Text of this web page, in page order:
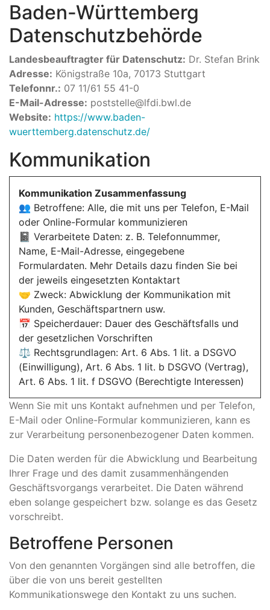
Baden-Württemberg
Datenschutzbehörde
Landesbeauftragter für Datenschutz: Dr. Stefan Brink
Adresse: Königstraße 10a, 70173 Stuttgart
Telefonnr.: 07 11/61 55 41-0
E-Mail-Adresse: poststelle@lfdi.bwl.de
Website: https://www.baden-
wuerttemberg.datenschutz.de/
Kommunikation
Kommunikation Zusammenfassung
👥 Betroffene: Alle, die mit uns per Telefon, E-Mail
oder Online-Formular kommunizieren
📓 Verarbeitete Daten: z. B. Telefonnummer,
Name, E-Mail-Adresse, eingegebene
Formulardaten. Mehr Details dazu finden Sie bei
der jeweils eingesetzten Kontaktart
🤝 Zweck: Abwicklung der Kommunikation mit
Kunden, Geschäftspartnern usw.
📅 Speicherdauer: Dauer des Geschäftsfalls und
der gesetzlichen Vorschriften
⚖️ Rechtsgrundlagen: Art. 6 Abs. 1 lit. a DSGVO
(Einwilligung), Art. 6 Abs. 1 lit. b DSGVO (Vertrag),
Art. 6 Abs. 1 lit. f DSGVO (Berechtigte Interessen)
Wenn Sie mit uns Kontakt aufnehmen und per Telefon,
E-Mail oder Online-Formular kommunizieren, kann es
zur Verarbeitung personenbezogener Daten kommen.
Die Daten werden für die Abwicklung und Bearbeitung
Ihrer Frage und des damit zusammenhängenden
Geschäftsvorgangs verarbeitet. Die Daten während
eben solange gespeichert bzw. solange es das Gesetz
vorschreibt.
Betroffene Personen
Von den genannten Vorgängen sind alle betroffen, die
über die von uns bereit gestellten
Kommunikationswege den Kontakt zu uns suchen.